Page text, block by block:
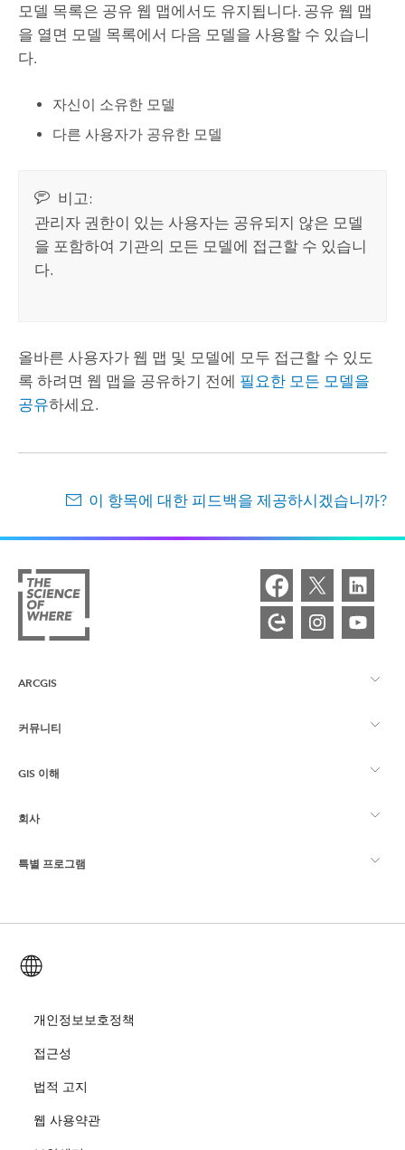
모델 목록은 공유 웹 맵에서도 유지됩니다. 공유 웹 맵
을 열면 모델 목록에서 다음 모델을 사용할 수 있습니
다.
자신이 소유한 모델
다른 사용자가 공유한 모델
비고:
관리자 권한이 있는 사용자는 공유되지 않은 모델
을 포함하여 기관의 모든 모델에 접근할 수 있습니
다.
올바른 사용자가 웹 맵 및 모델에 모두 접근할 수 있도
록 하려면 웹 맵을 공유하기 전에 필요한 모든 모델을
공유하세요.
이 항목에 대한 피드백을 제공하시겠습니까?
ARCGIS
ArcGIS Overview
매핑
Esri 스토어
커뮤니티
Esri 커뮤니티
ArcGIS Blog
사용자 리서치 및 테스트
Esri Young Professionals Network
이벤트
GIS 이해
GIS란?
로케이션 인텔리전스
교육
ArcUser
ArcNews
Esri 보도
회사
Esri 정보
채용
오픈 비전
기업윤리강령
특별 프로그램
ArcGIS for Student Use
재난 대응
교육
개인정보보호정책
접근성
법적 고지
웹 사용약관